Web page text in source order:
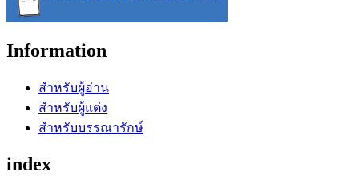
Information
สำหรับผู้อ่าน
สำหรับผู้แต่ง
สำหรับบรรณารักษ์
index